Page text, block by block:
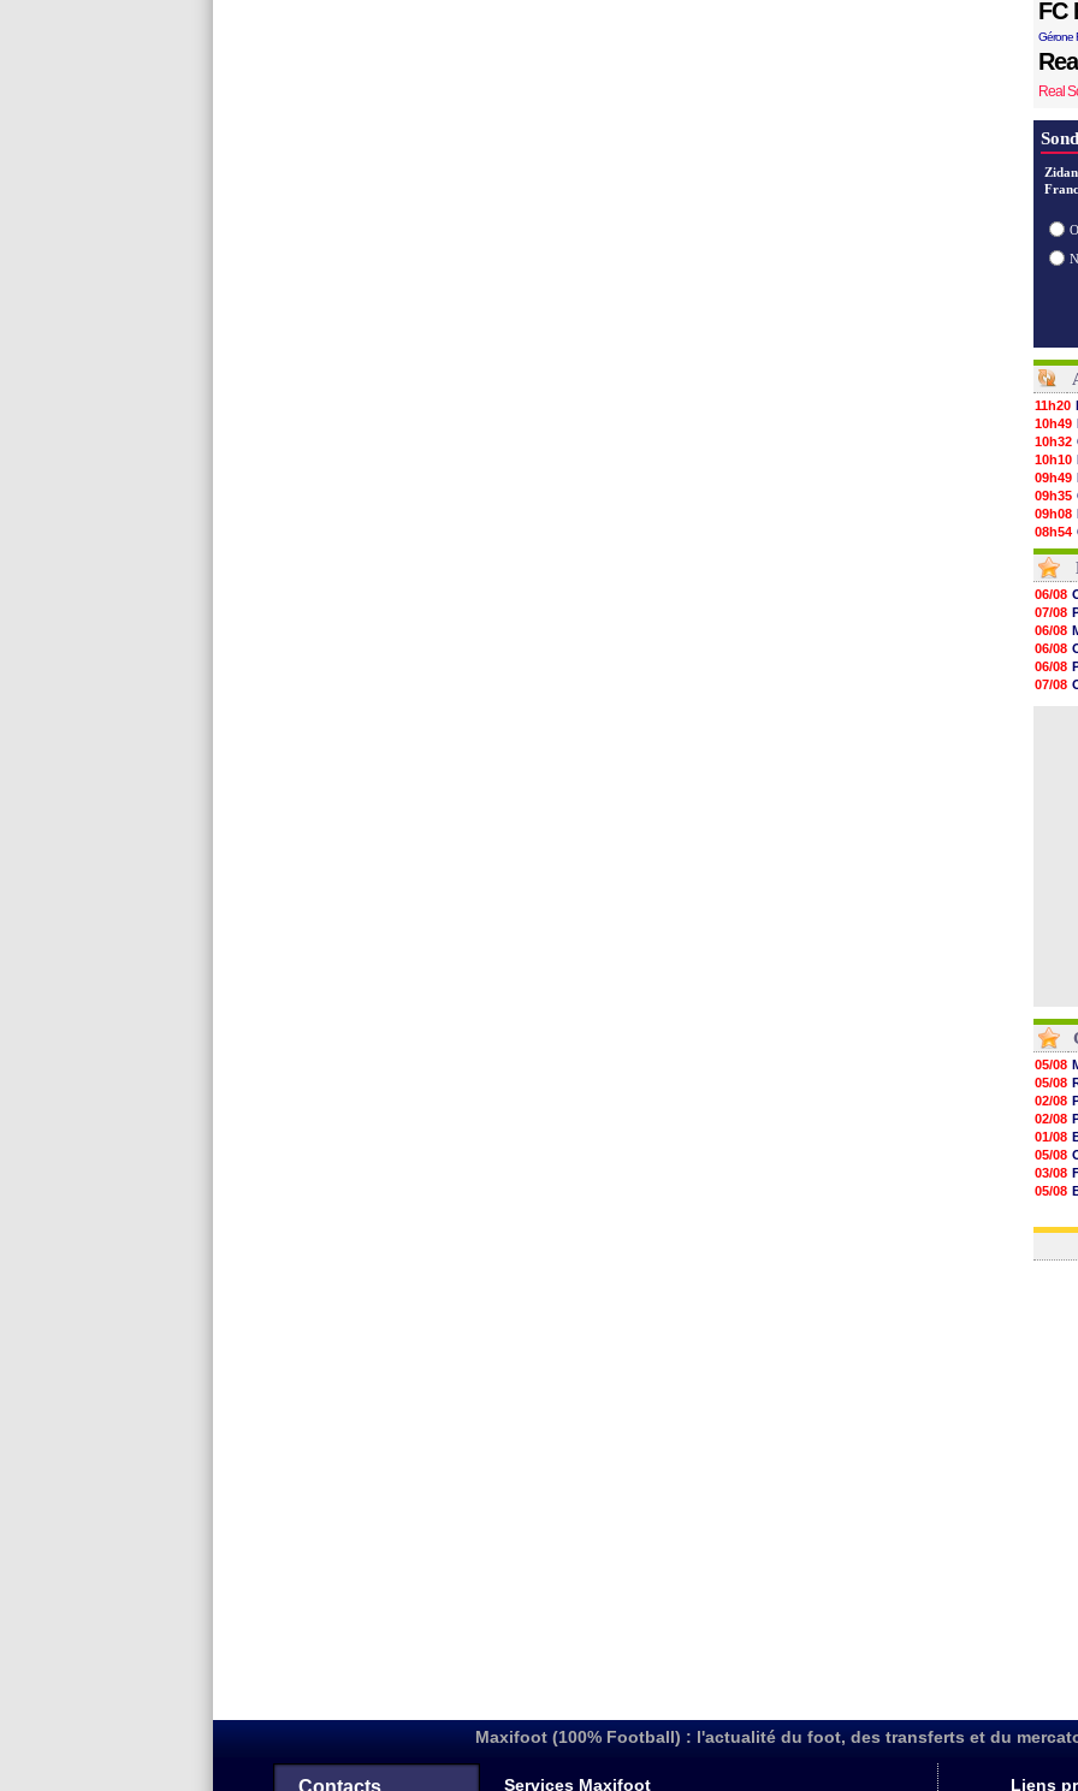
FC
Gérone
Real
11h20
10h49
10h32
10h10
09h49
09h35
09h08
08h54
08h32
07/08
07/08
07/08
07/08
07/08
07/08
07/08
07/08
06/08
07/08
06/08
06/08
06/08
07/08
05/08
05/08
02/08
02/08
01/08
05/08
03/08
05/08
03/08
Maxifoot (100% Football) : l'actualité du foot, des transferts et du
Contacts Services Maxifoot Liens